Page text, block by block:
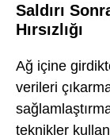
Saldırı
Hırsızlığı
Ağ içine
verileri
teknikler